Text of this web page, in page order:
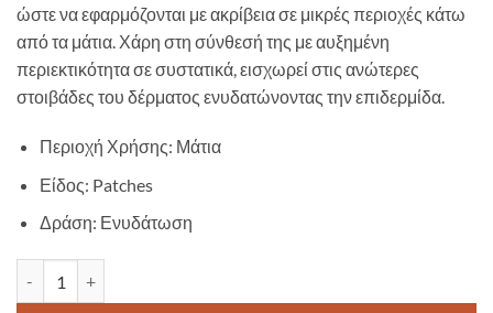
ώστε να εφαρμόζονται με ακρίβεια σε μικρές περιοχές κάτω
από τα μάτια. Χάρη στη σύνθεσή της με αυξημένη
περιεκτικότητα σε συστατικά, εισχωρεί στις ανώτερες
στοιβάδες του δέρματος ενυδατώνοντας την επιδερμίδα.
Περιοχή Χρήσης: Μάτια
Είδος: Patches
Δράση: Ενυδάτωση